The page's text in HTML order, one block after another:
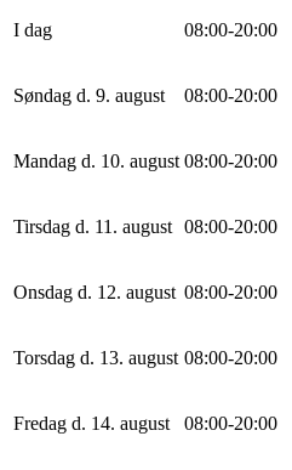
I dag 08:00-20:00
Søndag d. 9. august 08:00-20:00
Mandag d. 10. august 08:00-20:00
Tirsdag d. 11. august 08:00-20:00
Onsdag d. 12. august 08:00-20:00
Torsdag d. 13. august 08:00-20:00
Fredag d. 14. august 08:00-20:00